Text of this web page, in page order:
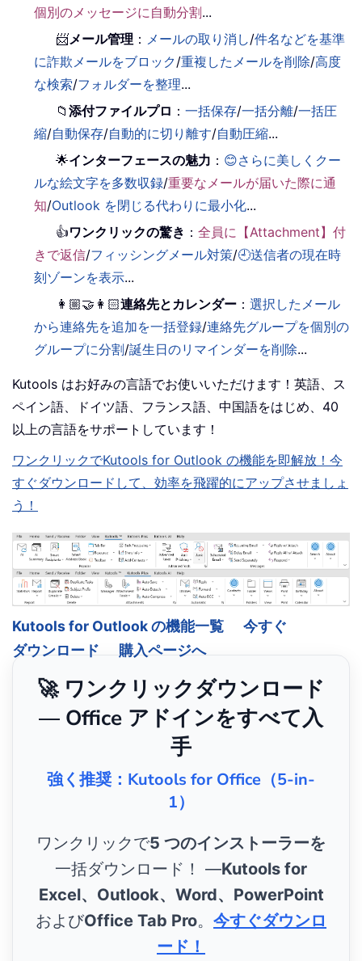
個別のメッセージに自動分割...
📨メール管理 ： メールの取り消し/件名などを基準
に詐欺メールをブロック/重複したメールを削除/高度
な検索/フォルダーを整理...
📁添付ファイルプロ ：一括保存/一括分離/一括圧
縮/自動保存/自動的に切り離す/自動圧縮...
🌟インターフェースの魅力 ： 😊さらに美しくクー
ルな絵文字を多数収録/重要なメールが届いた際に通
知/Outlook を閉じる代わりに最小化...
👍ワンクリックの驚き ：全員に【Attachment】付
きで返信/フィッシングメール対策/🕘送信者の現在時
刻ゾーンを表示...
👩🏼‍🤝‍👩🏻連絡先とカレンダー ：選択したメール
から連絡先を追加を一括登録/連絡先グループを個別の
グループに分割/誕生日のリマインダーを削除...
Kutools はお好みの言語でお使いいただけます！英語、ス
ペイン語、ドイツ語、フランス語、中国語をはじめ、40
以上の言語をサポートしています！
ワンクリックでKutools for Outlook の機能を即解放！今
すぐダウンロードして、効率を飛躍的にアップさせましょ
う！
Kutools for Outlook の機能一覧
今すぐ
ダウンロード
購入ページへ
🚀 ワンクリックダウンロード
— Office アドインをすべて入
手
強く推奨：Kutools for Office（5-in-
1）
ワンクリックで5 つのインストーラーを
一括ダウンロード！ ―Kutools for
Excel、Outlook、Word、PowerPoint
およびOffice Tab Pro。 今すぐダウンロ
ード！